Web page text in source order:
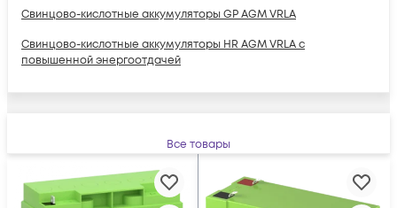
Свинцово-кислотные аккумуляторы GP AGM VRLA
Свинцово-кислотные аккумуляторы HR AGM VRLA с
повышенной энергоотдачей
Электропитание
Все товары